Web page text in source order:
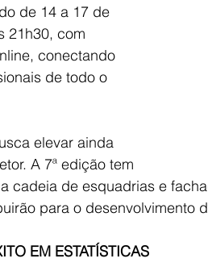
de 14 a 17 de
21h30, com
conectando
de todo o
elevar ainda
A 7ª edição tem
cadeia de esquadrias e
para o desenvolvimento
EM ESTATÍSTICAS